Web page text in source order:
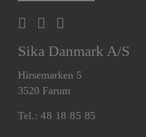
Sika Danmark A/S
Hirsemarken 5
3520 Farum
Tel.: 48 18 85 85